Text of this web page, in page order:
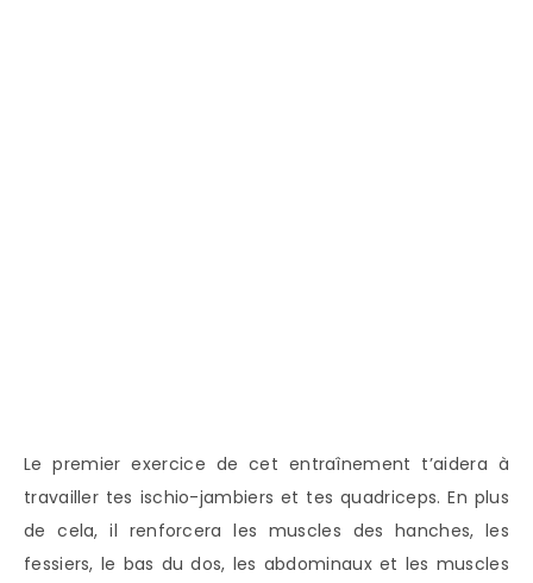
Le premier exercice de cet entraînement t’aidera à
travailler tes ischio-jambiers et tes quadriceps. En plus
de cela, il renforcera les muscles des hanches, les
fessiers, le bas du dos, les abdominaux et les muscles